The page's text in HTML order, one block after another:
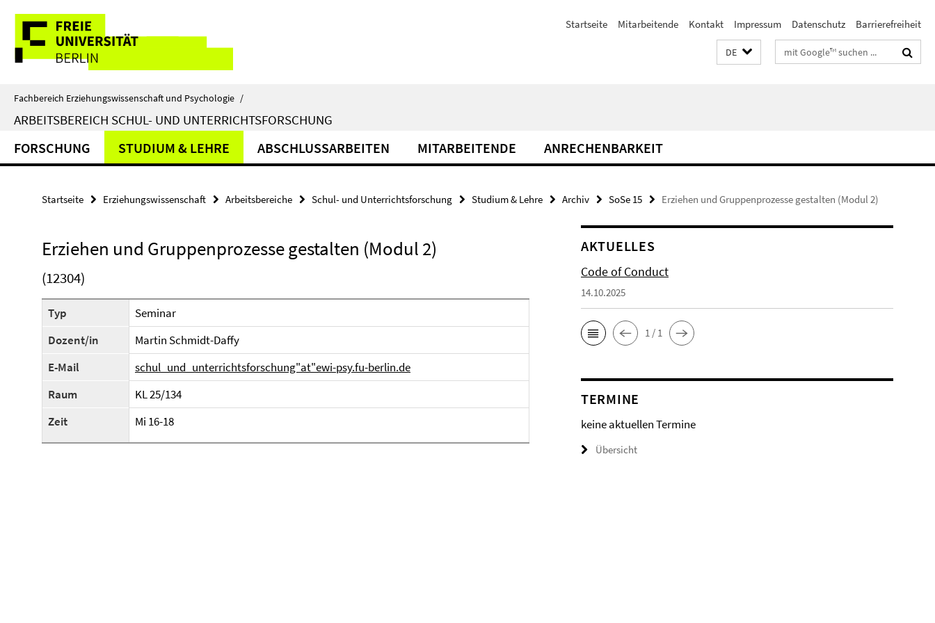
direkt
Inhalt
Service-
Navigation
Startseite Mitarbeitende Kontakt Impressum Datenschutz Barrierefreiheit
DE Suchbegriffe
Fachbereich Erziehungswissenschaft und Psychologie /
ARBEITSBEREICH SCHUL- UND UNTERRICHTSFORSCHUNG
FORSCHUNG STUDIUM & LEHRE ABSCHLUSSARBEITEN MITARBEITENDE ANRECHENBARKEIT
Startseite Erziehungswissenschaft Arbeitsbereiche Schul- und Unterrichtsforschung Studium & Lehre Archiv SoSe 15 Erziehen und Gruppenprozesse gestalten (Modul 2)
Erziehen und Gruppenprozesse gestalten (Modul 2)
(12304)
Typ
Seminar
Dozent/in
Martin Schmidt-Daffy
E-Mail
schul_und_unterrichtsforschung"at"ewi-psy.fu-berlin.de
Raum
KL 25/134
Zeit
Mi 16-18
AKTUELLES
Code of Conduct
14.10.2025
1 / 1
TERMINE
keine aktuellen Termine
Übersicht